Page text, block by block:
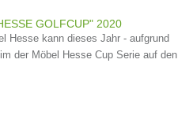
GOLFCUP" 2020
Hesse kann dieses Jahr - aufgrund
der Möbel Hesse Cup Serie auf den